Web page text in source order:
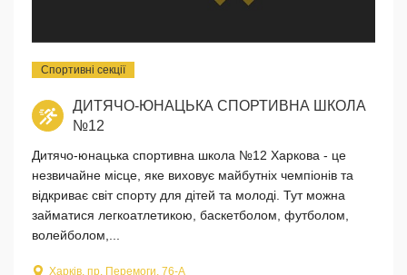
Спортивні секції
ДИТЯЧО-ЮНАЦЬКА СПОРТИВНА ШКОЛА
№12
Дитячо-юнацька спортивна школа №12 Харкова - це
незвичайне місце, яке виховує майбутніх чемпіонів та
відкриває світ спорту для дітей та молоді. Тут можна
займатися легкоатлетикою, баскетболом, футболом,
волейболом,...
Харків, пр. Перемоги, 76-А